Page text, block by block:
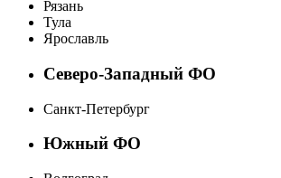
Рязань
Тула
Ярославль
Северо-Западный ФО
Санкт-Петербург
Южный ФО